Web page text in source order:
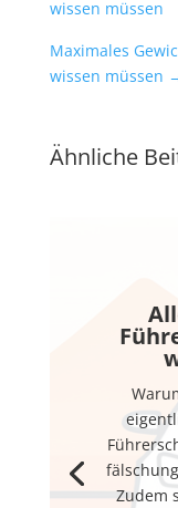
wissen müssen
Maximales
wissen müssen
Ähnliche
Zudem